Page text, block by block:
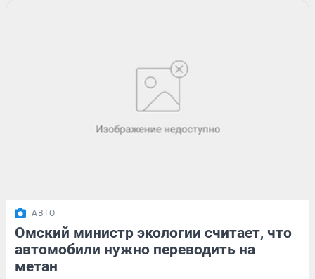
АВТО
Омский министр экологии считает, что
автомобили нужно переводить на
метан